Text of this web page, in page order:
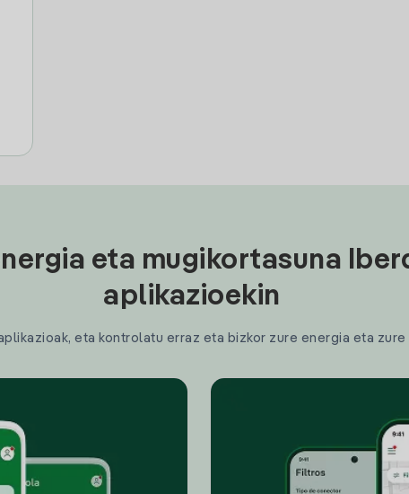
eta mugikortasuna
aplikazioekin
eta kontrolatu erraz eta bizkor zure energia eta